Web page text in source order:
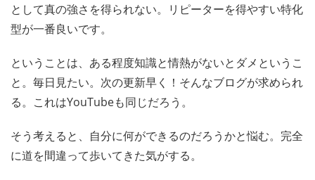
として真の強さを得られない。リピーターを得やすい特化
型が一番良いです。
ということは、ある程度知識と情熱がないとダメというこ
と。毎日見たい。次の更新早く！そんなブログが求められ
る。これはYouTubeも同じだろう。
そう考えると、自分に何ができるのだろうかと悩む。完全
に道を間違って歩いてきた気がする。